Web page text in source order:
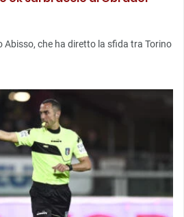
Abisso, che ha diretto la sfida tra Torino